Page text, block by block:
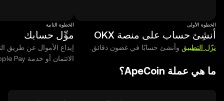
الخطوة الأولى
أنشِئ حساب على منصة OKX
نزّل التطبيق وأنشئ حسابًا في غضون دقائق.
الخطوة الثانية
موِّل حسابك
إيداع الأموال عن طريق
الائتمان أو خدمة Apple Pay.
ما هي عملة ApeCoin؟